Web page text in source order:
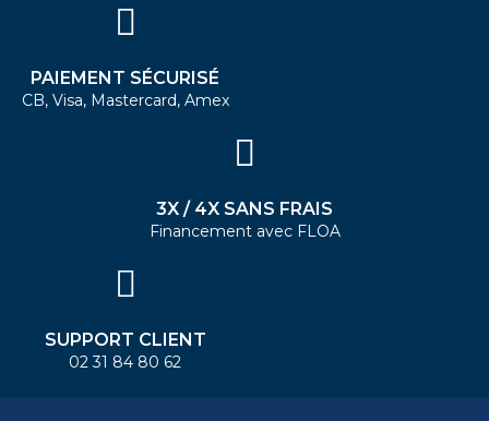
PAIEMENT SÉCURISÉ
CB, Visa, Mastercard, Amex
3X / 4X SANS FRAIS
Financement avec FLOA
SUPPORT CLIENT
02 31 84 80 62